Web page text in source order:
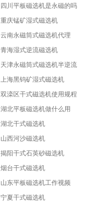
四川平板磁选机是永磁的吗
重庆锰矿湿式磁选机
云南永磁筒式磁选机代理
青海湿式逆流磁选机
天津永磁筒式磁选机半逆流
上海黑钨矿湿式磁选机
双滦区干式磁选机使用规程
湖北平板磁选机做什么用
湖北干式磁选机
山西河沙磁选机
揭阳干式石英砂磁选机
烟台干式磁选机
山东平板磁选机工作视频
宁夏干式磁选机